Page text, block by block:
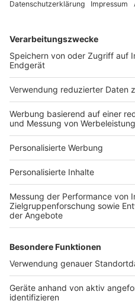
Services
Bauprojekt-Quiz
Häuser-Suche
Hausanbieter-Suche
Bauprojekt-Profil
Für Unternehmen
Ihre Baufirma auf bauen.de
Kostenloses Infogespräch